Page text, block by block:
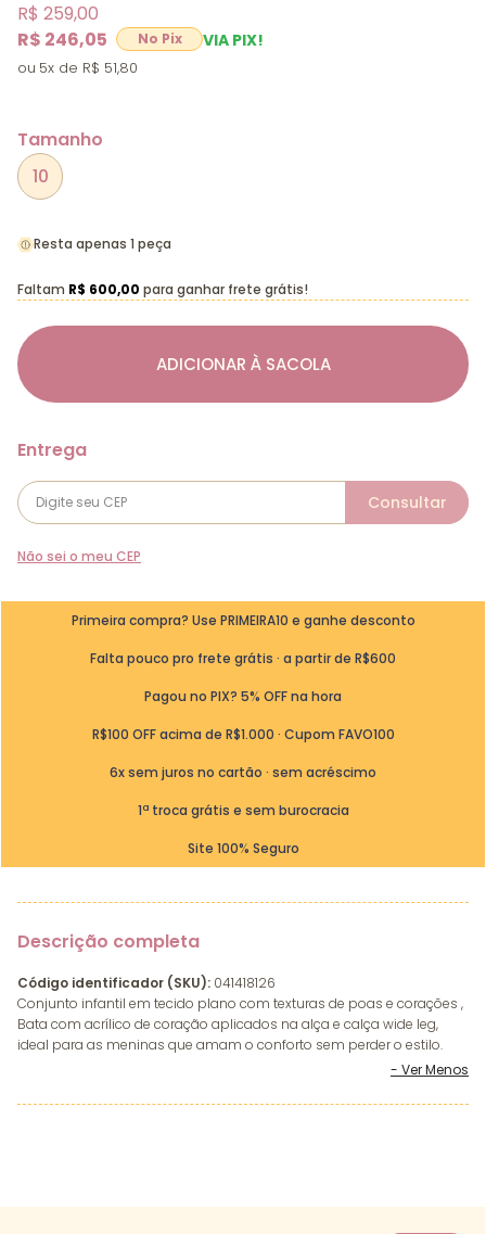
R$ 246,05 VIA PIX!
R$ 259,00
5x R$ 51,80
Tamanho
10
ADICIONAR À SACOLA
Resta apenas 1 peça
Faltam R$ 600,00 para ganhar frete grátis!
Não sei o meu CEP
Primeira compra? Use PRIMEIRA10 e ganhe desconto
Falta pouco pro frete grátis · a partir de R$600
Pagou no PIX? 5% OFF na hora
R$100 OFF acima de R$1.000 · Cupom FAVO100
6x sem juros no cartão · sem acréscimo
1ª troca grátis e sem burocracia
Site 100% Seguro
Descrição completa
Código identificador (SKU): 041418126
Conjunto infantil em tecido plano com texturas de poas e corações ,
Bata com acrílico de coração aplicados na alça e calça wide leg,
ideal para as meninas que amam o conforto sem perder o estilo.